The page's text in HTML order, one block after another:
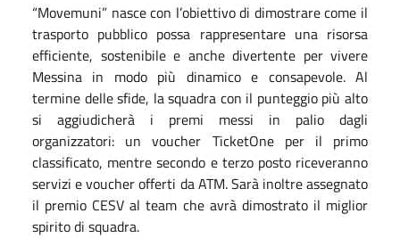
“Movemuni” nasce con l’obiettivo di dimostrare come il
trasporto pubblico possa rappresentare una risorsa
efficiente, sostenibile e anche divertente per vivere
Messina in modo più dinamico e consapevole. Al
termine delle sfide, la squadra con il punteggio più alto
si aggiudicherà i premi messi in palio dagli
organizzatori: un voucher TicketOne per il primo
classificato, mentre secondo e terzo posto riceveranno
servizi e voucher offerti da ATM. Sarà inoltre assegnato
il premio CESV al team che avrà dimostrato il miglior
spirito di squadra.